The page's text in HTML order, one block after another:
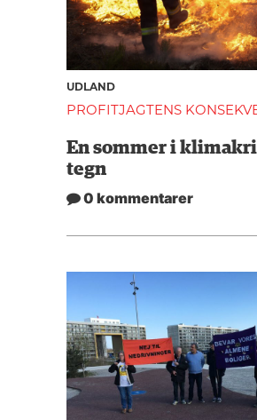
UDLAND
PROFITJAGTENS
En sommer i
tegn
0 kommentarer